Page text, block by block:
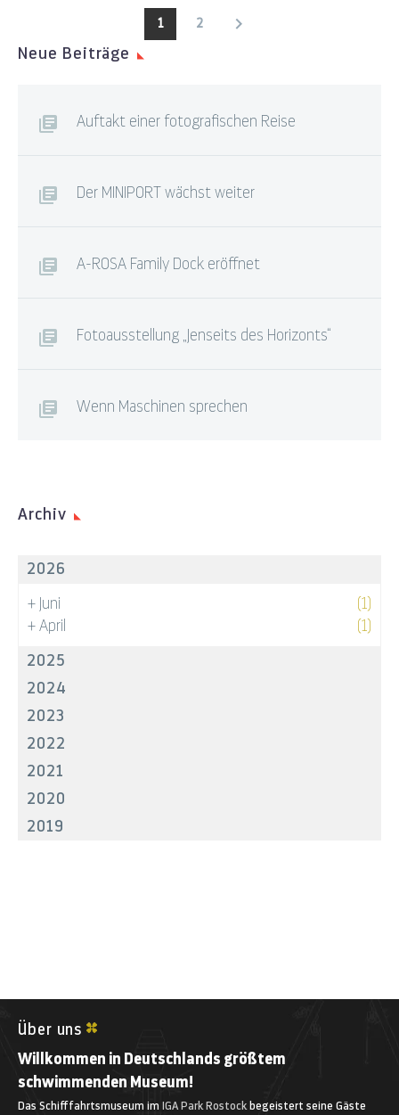
1 2
Neue Beiträge
Auftakt einer fotografischen Reise
Der MINIPORT wächst weiter
A-ROSA Family Dock eröffnet
Fotoausstellung „Jenseits des Horizonts“
Wenn Maschinen sprechen
Archiv
2026
+ Juni
(1)
+April
(1)
2025
2024
2023
2022
2021
2020
2019
Über uns
Willkommen in Deutschlands größtem
schwimmenden Museum!
Das Schifffahrtsmuseum im IGA Park Rostock begeistert seine Gäste